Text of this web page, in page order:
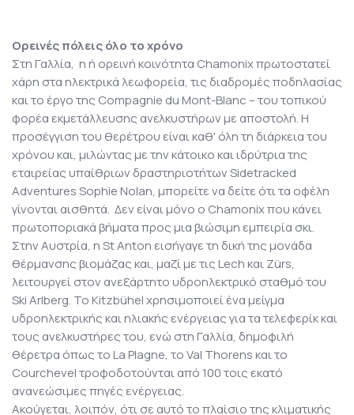
Ορεινές πόλεις όλο το χρόνο
Στη Γαλλία, η ή ορεινή κοινότητα Chamonix πρωτοστατεί
χάρη στα ηλεκτρικά λεωφορεία, τις διαδρομές ποδηλασίας
και το έργο της Compagnie du Mont-Blanc – του τοπικού
φορέα εκμετάλλευσης ανελκυστήρων με αποστολή. Η
προσέγγιση του θερέτρου είναι καθ' όλη τη διάρκεια του
χρόνου και, μιλώντας με την κάτοικο και ιδρύτρια της
εταιρείας υπαίθριων δραστηριοτήτων Sidetracked
Adventures Sophie Nolan, μπορείτε να δείτε ότι τα οφέλη
γίνονται αισθητά. Δεν είναι μόνο ο Chamonix που κάνει
πρωτοποριακά βήματα προς μια βιώσιμη εμπειρία σκι.
Στην Αυστρία, η St Anton εισήγαγε τη δική της μονάδα
θέρμανσης βιομάζας και, μαζί με τις Lech και Zürs,
λειτουργεί στον ανεξάρτητο υδροηλεκτρικό σταθμό του
Ski Arlberg. Το Kitzbühel χρησιμοποιεί ένα μείγμα
υδροηλεκτρικής και ηλιακής ενέργειας για τα τελεφερίκ και
τους ανελκυστήρες του, ενώ στη Γαλλία, δημοφιλή
θέρετρα όπως το La Plagne, το Val Thorens και το
Courchevel τροφοδοτούνται από 100 τοις εκατό
ανανεώσιμες πηγές ενέργειας.
Ακούγεται, λοιπόν, ότι σε αυτό το πλαίσιο της κλιματικής